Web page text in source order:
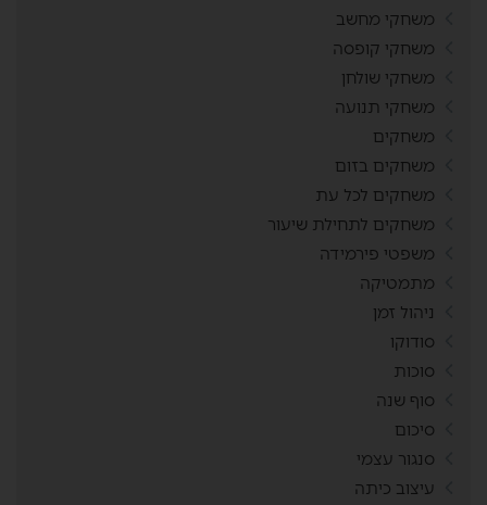
משחקי מחשב
משחקי קופסה
משחקי שולחן
משחקי תנועה
משחקים
משחקים בזום
משחקים לכל עת
משחקים לתחילת שיעור
משפטי פירמידה
מתמטיקה
ניהול זמן
סודוקו
סוכות
סוף שנה
סיכום
סנגור עצמי
עיצוב כיתה